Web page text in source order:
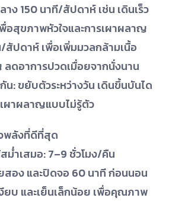
าง 150 นาที/สัปดาห์ เช่น เดินเร็ว
อสุขภาพหัวใจและการเผาผลาญ
/สัปดาห์ เพื่อเพิ่มมวลกล้ามเนื้อ
ดอาการปวดเมื่อยจากนั่งนาน
น: ขยับตัวระหว่างวัน เดินขึ้นบันได
ผาผลาญแบบไม่รู้ตัว
พลังที่ดีที่สุด
ม่ำเสมอ: 7–9 ชั่วโมง/คืน
สอง และปิดจอ 60 นาที ก่อนนอน
ยบ และเย็นเล็กน้อย เพื่อคุณภาพ